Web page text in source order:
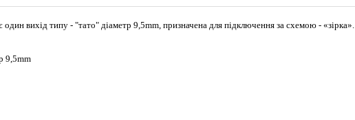
один вихід типу - "тато" діаметр 9,5mm, призначена для підключення за схемою - «зірка».
9,5mm